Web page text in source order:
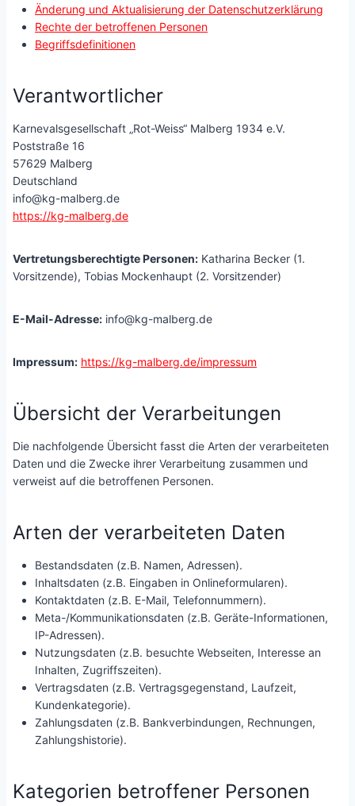
Änderung und Aktualisierung der Datenschutzerklärung
Rechte der betroffenen Personen
Begriffsdefinitionen
Verantwortlicher
Karnevalsgesellschaft „Rot-Weiss“ Malberg 1934 e.V.
Poststraße 16
57629 Malberg
Deutschland
info@kg-malberg.de
https://kg-malberg.de
Vertretungsberechtigte Personen: Katharina Becker (1.
Vorsitzende), Tobias Mockenhaupt (2. Vorsitzender)
E-Mail-Adresse: info@kg-malberg.de
Impressum: https://kg-malberg.de/impressum
Übersicht der Verarbeitungen
Die nachfolgende Übersicht fasst die Arten der verarbeiteten
Daten und die Zwecke ihrer Verarbeitung zusammen und
verweist auf die betroffenen Personen.
Arten der verarbeiteten Daten
Bestandsdaten (z.B. Namen, Adressen).
Inhaltsdaten (z.B. Eingaben in Onlineformularen).
Kontaktdaten (z.B. E-Mail, Telefonnummern).
Meta-/Kommunikationsdaten (z.B. Geräte-Informationen,
IP-Adressen).
Nutzungsdaten (z.B. besuchte Webseiten, Interesse an
Inhalten, Zugriffszeiten).
Vertragsdaten (z.B. Vertragsgegenstand, Laufzeit,
Kundenkategorie).
Zahlungsdaten (z.B. Bankverbindungen, Rechnungen,
Zahlungshistorie).
Kategorien betroffener Personen